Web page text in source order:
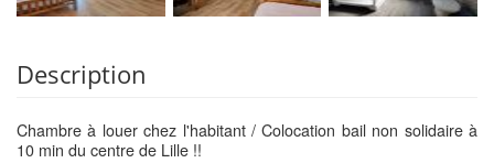
Description
Chambre à louer chez l'habitant / Colocation bail non solidaire à
10 min du centre de Lille !!